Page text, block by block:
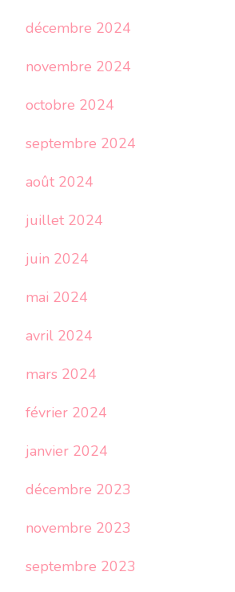
décembre 2024
novembre 2024
octobre 2024
septembre 2024
août 2024
juillet 2024
juin 2024
mai 2024
avril 2024
mars 2024
février 2024
janvier 2024
décembre 2023
novembre 2023
septembre 2023